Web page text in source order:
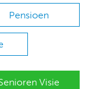
Pensioen
Visie